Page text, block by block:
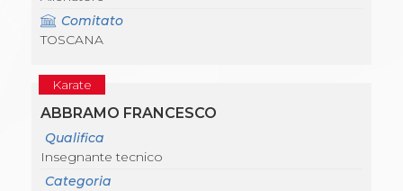
Comitato
TOSCANA
Karate
ABBRAMO FRANCESCO
Qualifica
Insegnante tecnico
Categoria